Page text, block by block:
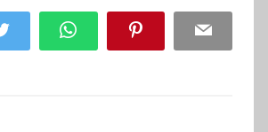
Twitter WhatsApp Pinterest Email